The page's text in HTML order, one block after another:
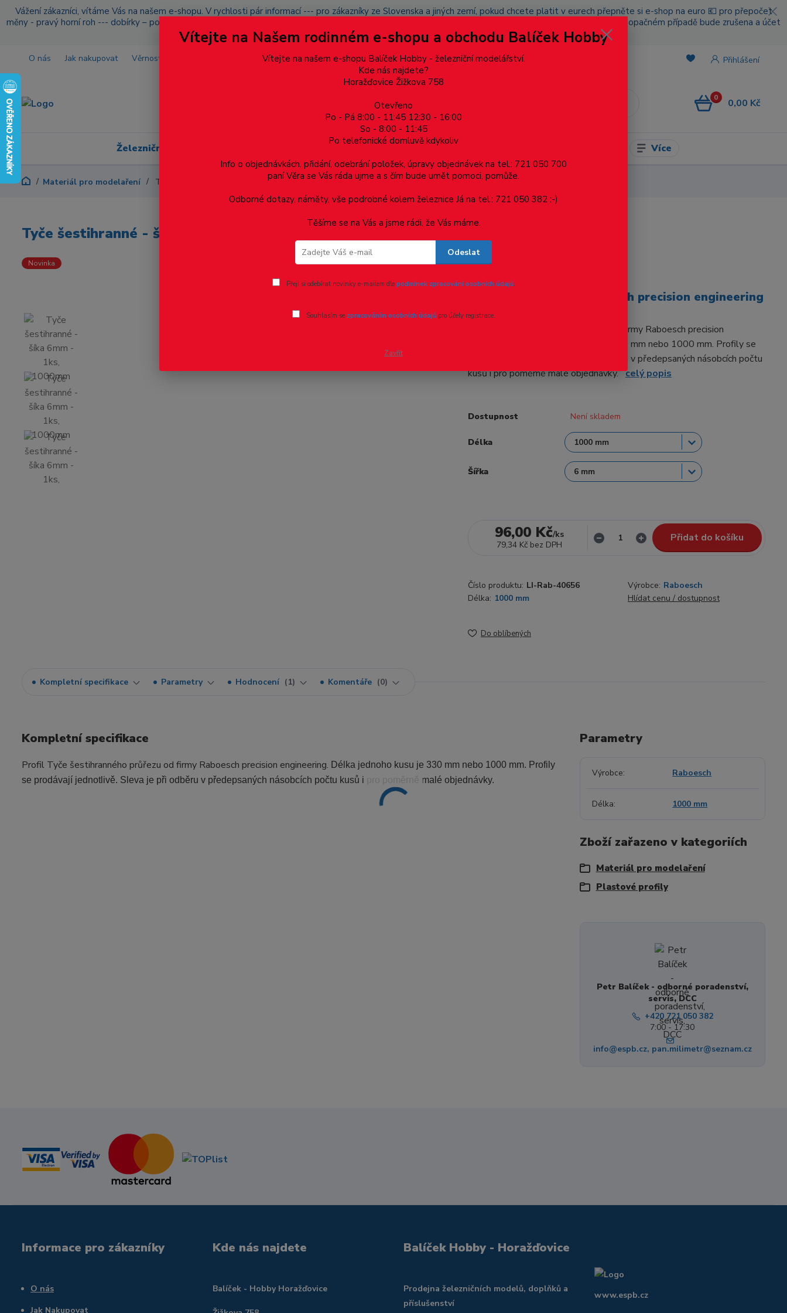
Vážení zákazníci, vítáme Vás na našem e-shopu. V rychlosti pár informací --- pro zákazníky ze Slovenska a jiných zemí, pokud chcete platit v eurech přepněte si e-shop na euro 💶 pro přepočet
měny - pravý horní roh --- dobírky – pokud si z nějakého důvodu zásilku nevyzvednete, bude po domluvě zaslána znovu s opětovnou platbou za poštovné, v opačném případě bude zrušena a účet
přidán na blacklist a rušeny následující objednávky.
O nás Jak nakupovat Věrnostní program Doprava a platba Více Přihlášení
0 0,00 Kč
Železniční modelářství Dárkové poukazy, upomínkové předměty Více
Materiál pro modelaření Tyče šestihranné - šíka 6mm - 1ks, 1000mm
Tyče šestihranné - šíka 6mm - 1ks, 1000mm
Novinka Ohodnotit produkt
Tyče šestihranné - Raboesch precision engineering
Profil Tyče šestihranného průřezu od firmy Raboesch precision
engineering. Délka jednoho kusu je 330 mm nebo 1000 mm. Profily se
prodávají jednotlivě. Sleva je při odběru v předepsaných násobcích počtu
kusů i pro poměrně malé objednávky.celý popis
Dostupnost Není skladem
Délka
Šířka
96,00 Kč/ks
79,34 Kč bez DPH
Přidat do košíku
Číslo produktu: LI-Rab-40656 Výrobce: Raboesch
Délka: 1000 mm Hlídat cenu / dostupnost
Do oblíbených
Kompletní specifikace Parametry Hodnocení 1 Komentáře 0
Kompletní specifikace
Profil Tyče šestihranného průřezu od firmy Raboesch precision engineering. Délka jednoho kusu je 330 mm nebo 1000 mm. Profily
se prodávají jednotlivě. Sleva je při odběru v předepsaných násobcích počtu kusů i pro poměrně malé objednávky.
Parametry
Výrobce Raboesch
Délka 1000 mm
Zboží zařazeno v kategoriích
Materiál pro modelaření
Plastové profily
Petr Balíček - odborné poradenství,
servis, DCC
+420 721 050 382
7:00 - 17:30
info@espb.cz, pan.milimetr@seznam.cz
Informace pro zákazníky
O nás
Jak Nakupovat
Kde nás najdete
Balíček - Hobby Horažďovice
Balíček Hobby - Horažďovice
Prodejna železničních modelů, doplňků a
příslušenství
www.espb.cz
Vítejte na Našem rodinném e-shopu a obchodu Balíček Hobby
Vítejte na našem e-shopu Balíček Hobby - železniční modelářství.
Kde nás najdete?
Horažďovice Žižkova 758
Otevřeno
Po - Pá 8:00 - 11:45 12:30 - 16:00
So - 8:00 - 11:45
Po telefonické domluvě kdykoliv
Info o objednávkách, přidání, odebrání položek, úpravy objednávek na tel.: 721 050 700
paní Věra se Vás ráda ujme a s čím bude umět pomoci, pomůže.
Odborné dotazy, náměty, vše podrobné kolem železnice Já na tel.: 721 050 382 :-)
Těšíme se na Vás a jsme rádi, že Vás máme.
Odeslat
Přeji si odebírat novinky e-mailem dle podmínek zpracování osobních údajů.
Souhlasím se zpracováním osobních údajůpro účely registrace.
Zavřít